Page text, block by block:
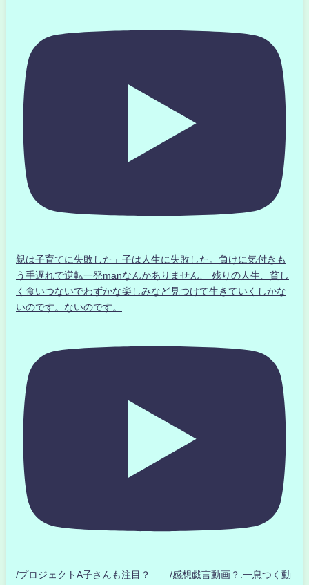
親は子育てに失敗した」子は人生に失敗した。負けに気付きも
う手遅れで逆転一発manなんかありません、 残りの人生、貧し
く食いつないでわずかな楽しみなど見つけて生きていくしかな
いのです。ないのです。
/プロジェクトA子さんも注目？ /感想戯言動画？.一息つく動